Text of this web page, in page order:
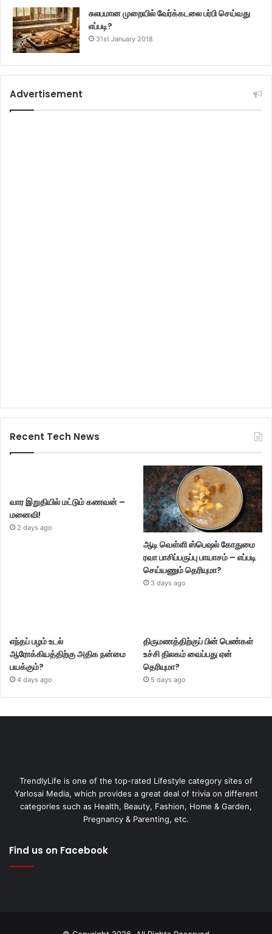
சுலபமான முறையில் வேர்க்கடலை பர்பி செய்வது
எப்படி?
31st January 2018
Advertisement
Recent Tech News
வார இறுதியில் மட்டும் கணவன் –
மனைவி!
2 days ago
ஆடி வெள்ளி ஸ்பெஷல் கோதுமை
ரவா பாசிப்பருப்பு பாயாசம் – எப்படி
செய்யணும் தெரியுமா?
3 days ago
எந்தப் பழம் உடல்
ஆரோக்கியத்திற்கு அதிக நன்மை
பயக்கும்?
4 days ago
திருமணத்திற்குப் பின் பெண்கள்
உச்சி திலகம் வைப்பது ஏன்
தெரியுமா?
5 days ago
TrendlyLife is one of the top-rated Lifestyle category sites of
Yarlosai Media, which provides a great deal of trivia on different
categories such as Health, Beauty, Fashion, Home & Garden,
Pregnancy & Parenting, etc.
Find us on Facebook